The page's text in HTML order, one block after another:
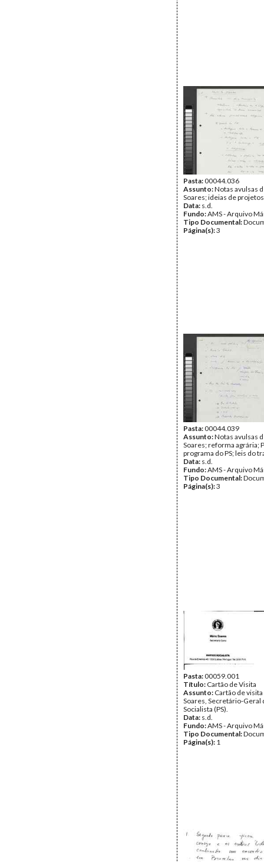
Pasta:00044.036
Assunto:Notas avulsas
Soares; ideias de
Data: s.d.
Fundo:AMS - Arquivo
Tipo Documental:
Página(s):3
Pasta:00044.039
Assunto:Notas avulsas
Soares; reforma agrária;
programa do PS; leis do
Data: s.d.
Fundo:AMS - Arquivo
Tipo Documental:
Página(s):3
Pasta:00059.001
Título: Cartão de Visita
Assunto: Cartão de
Soares, Secretário-Geral
Socialista (PS).
Data: s.d.
Fundo:AMS - Arquivo
Tipo Documental:
Página(s): 1